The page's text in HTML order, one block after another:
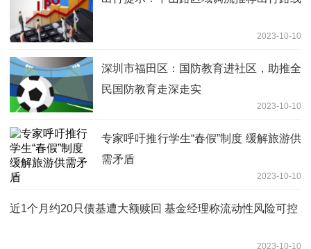
2023-10-10
深圳市福田区：国防教育进社区，助推全
民国防教育走深走实
2023-10-10
专家呼吁推行学生“春假”制度 缓解旅游供
需矛盾
2023-10-10
近1个月约20只债基遭大额赎回 基金经理称流动性风险可控
2023-10-10